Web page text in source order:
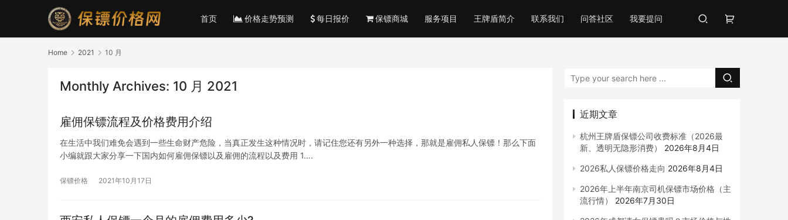
首页 价格走势预测 每日报价 保镖商城 服务项目 王牌盾简介 联系我们 问答社区 我要提问
Home 2021 10 月
Monthly Archives: 10 月 2021
雇佣保镖流程及价格费用介绍
在生活中我们难免会遇到一些生命财产危险，当真正发生这种情况时，请记住您还有另外一种选择，那就是雇佣私人保镖！那么下面
小编就跟大家分享一下国内如何雇佣保镖以及雇佣的流程以及费用 1….
保镖价格 2021年10月17日
近期文章
杭州王牌盾保镖公司收费标准（2026最
新、透明无隐形消费）
2026年8月4日
2026私人保镖价格走向 2026年8月4日
2026年上半年南京司机保镖市场价格（主
流行情）
2026年7月30日